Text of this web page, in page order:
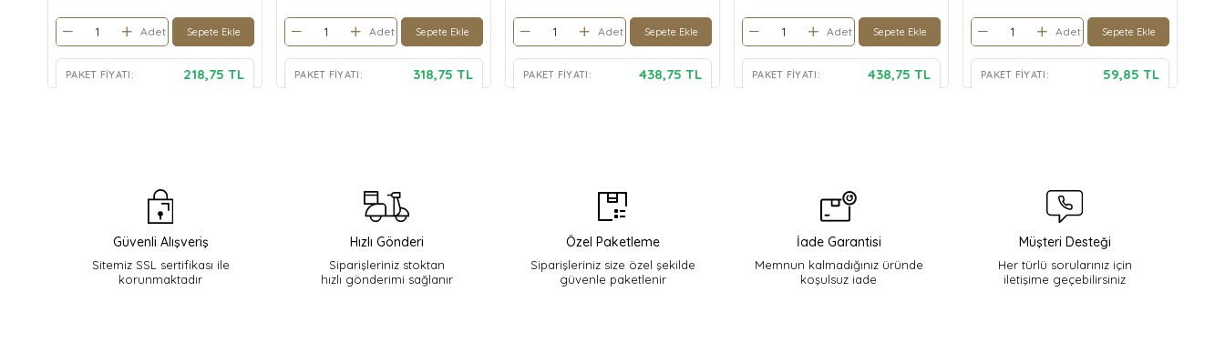
Adet Sepete Ekle
PAKET FIYATI: 218,75 TL
Adet Sepete Ekle
PAKET FIYATI: 318,75 TL
Adet Sepete Ekle
PAKET FIYATI: 438,75 TL
Adet Sepete Ekle
PAKET FIYATI: 438,75 TL
Adet Sepete Ekle
PAKET FIYATI: 59,85 TL
Güvenli Alışveriş
Sitemiz SSL sertifikası ile
korunmaktadır
Hızlı Gönderi
Siparişleriniz stoktan
hızlı gönderimi sağlanır
Özel Paketleme
Siparişleriniz size özel şekilde
güvenle paketlenir
İade Garantisi
Memnun kalmadığınız üründe
koşulsuz iade
Müşteri Desteği
Her türlü sorularınız için
iletişime geçebilirsiniz